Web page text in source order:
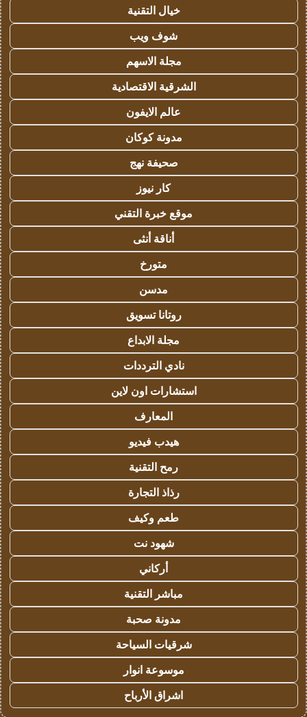
خيال التقنية
شوف ويب
مجلة الاسهم
الشرقية الاقتصادية
عالم الايفون
مدونة كوكان
صحيفة نهج
كار نيوز
موقع خبرة التقني
أناقة أنثى
متورخ
مدسن
روتانا تسويق
مجلة الابداع
نادي الترددات
استشارات اون لاين
المعارف
هيدب فيديو
رمح التقنية
رذاذ التجارة
طعم وكيف
شهود نت
أركاني
مباشر التقنية
مدونة صحبة
شرقيات السياحة
موسوعة انوار
اشراق الأرباح